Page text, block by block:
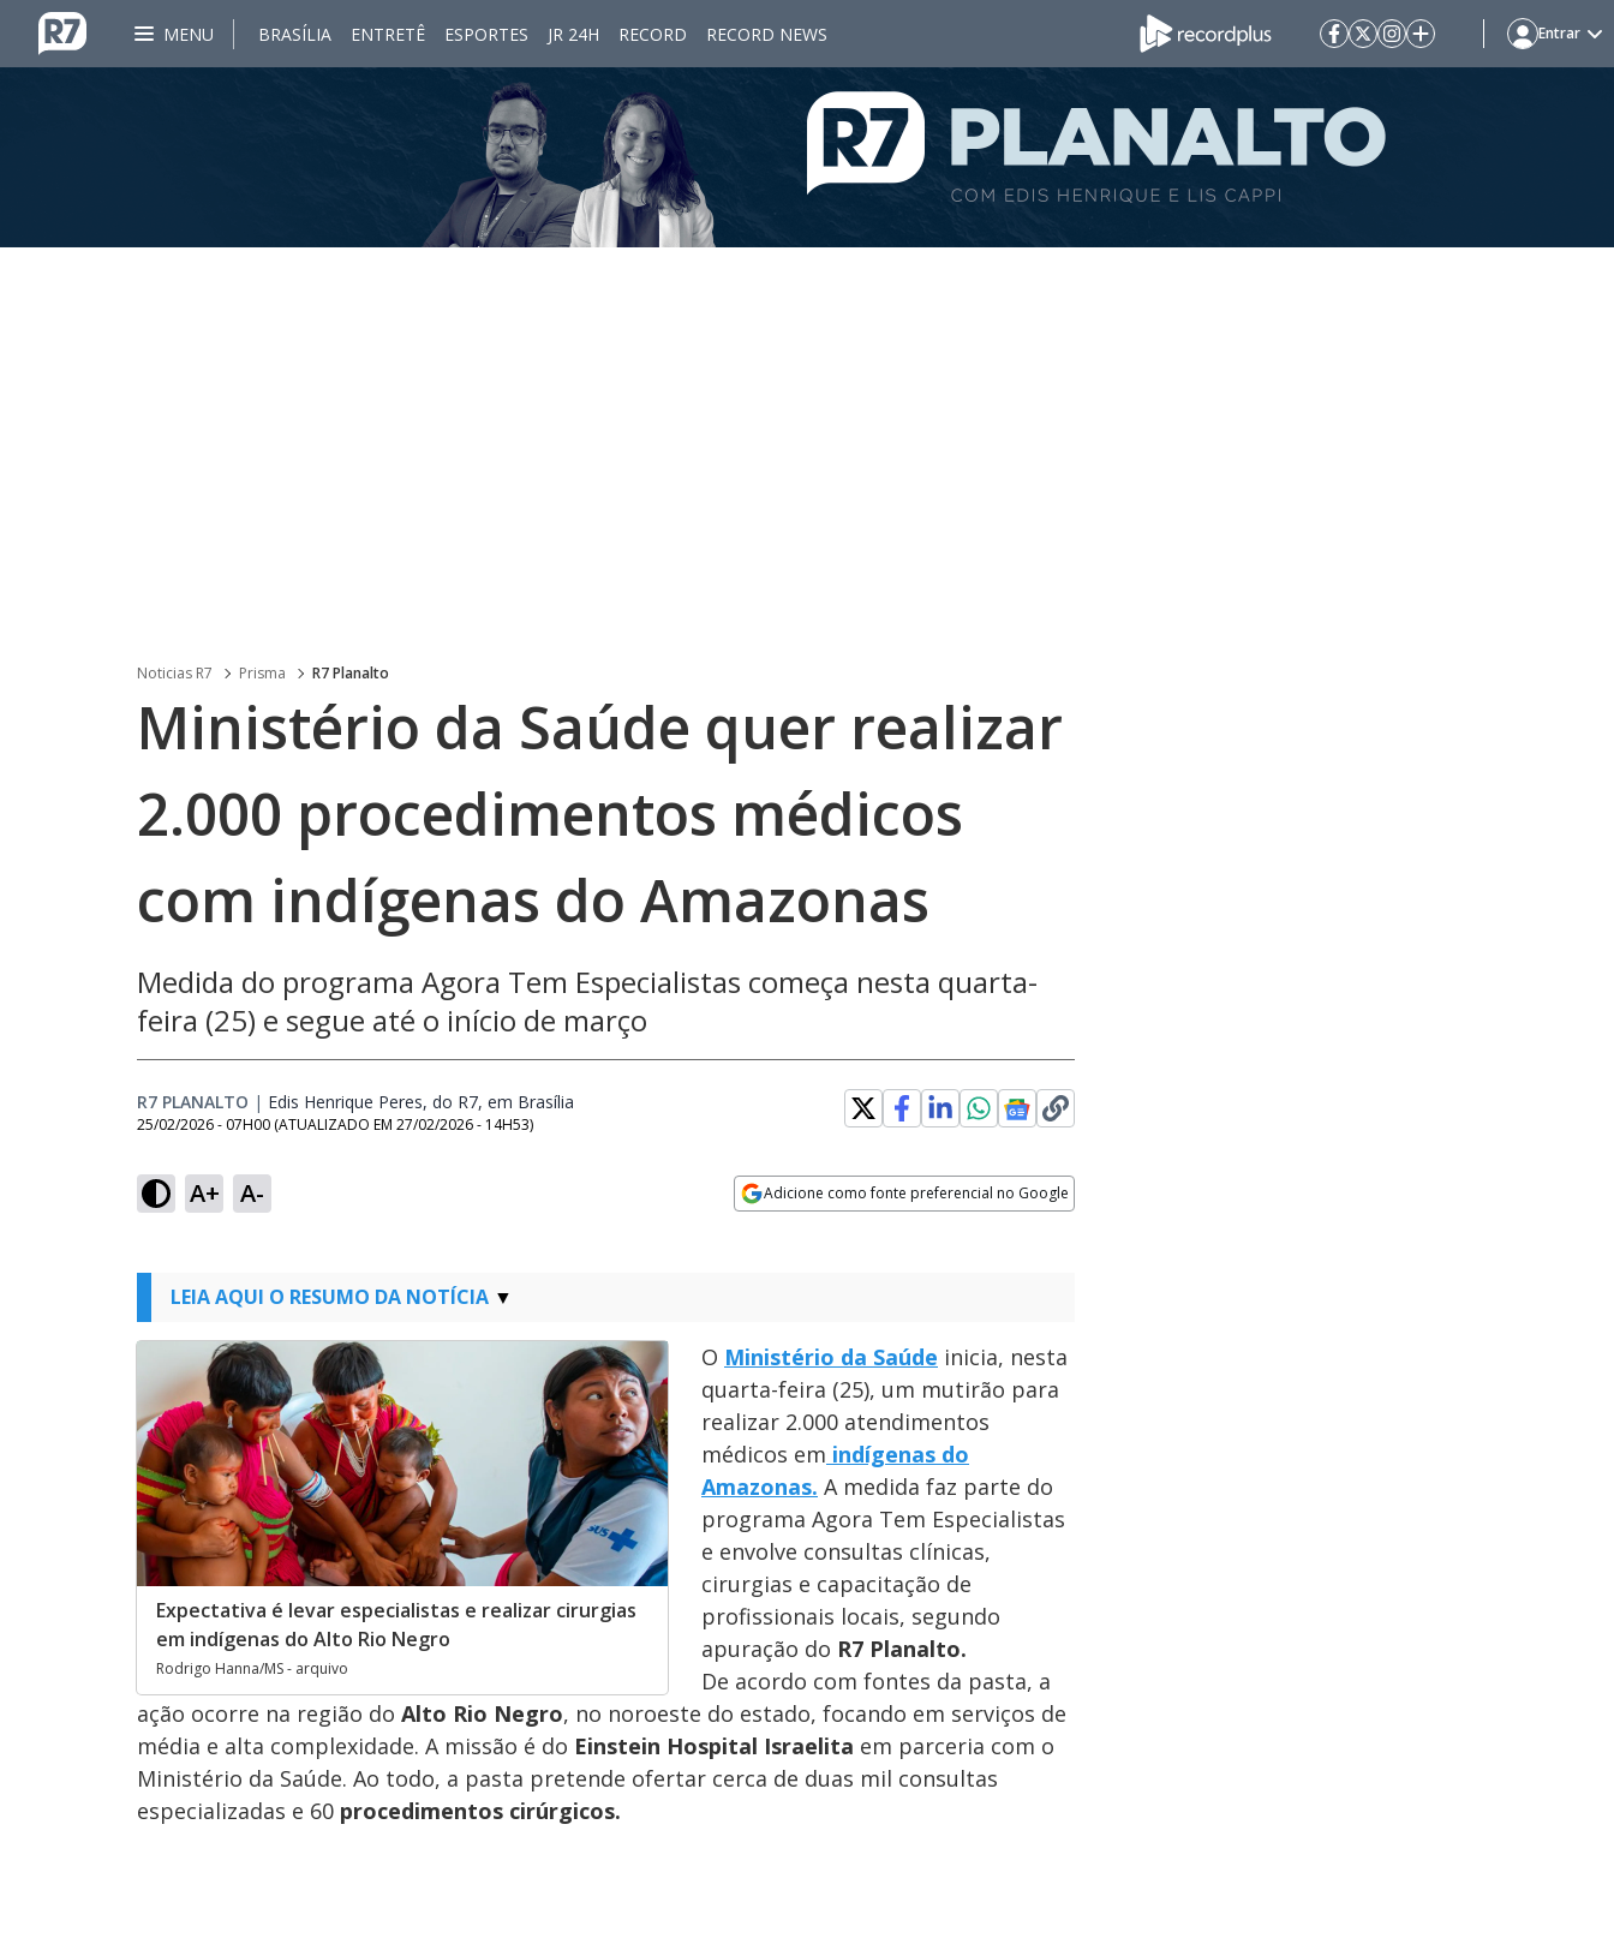
MENU BRASÍLIA ENTRETÊ ESPORTES JR 24H RECORD RECORD NEWS Entrar
Noticias R7 Prisma R7 Planalto
Ministério da Saúde quer realizar
2.000 procedimentos médicos
com indígenas do Amazonas
Medida do programa Agora Tem Especialistas começa nesta quarta-
feira (25) e segue até o início de março
R7 PLANALTO | Edis Henrique Peres, do R7, em Brasília
25/02/2026 - 07H00 (ATUALIZADO EM 27/02/2026 - 14H53)
A+ A- Adicione como fonte preferencial no Google
LEIA AQUI O RESUMO DA NOTÍCIA
Expectativa é levar especialistas e realizar cirurgias
em indígenas do Alto Rio Negro
Rodrigo Hanna/MS - arquivo
O Ministério da Saúde inicia, nesta
quarta-feira (25), um mutirão para
realizar 2.000 atendimentos
médicos em indígenas do
Amazonas. A medida faz parte do
programa Agora Tem Especialistas
e envolve consultas clínicas,
cirurgias e capacitação de
profissionais locais, segundo
apuração do R7 Planalto.
De acordo com fontes da pasta, a
ação ocorre na região do Alto Rio Negro, no noroeste do estado, focando em serviços de
média e alta complexidade. A missão é do Einstein Hospital Israelita em parceria com o
Ministério da Saúde. Ao todo, a pasta pretende ofertar cerca de duas mil consultas
especializadas e 60 procedimentos cirúrgicos.